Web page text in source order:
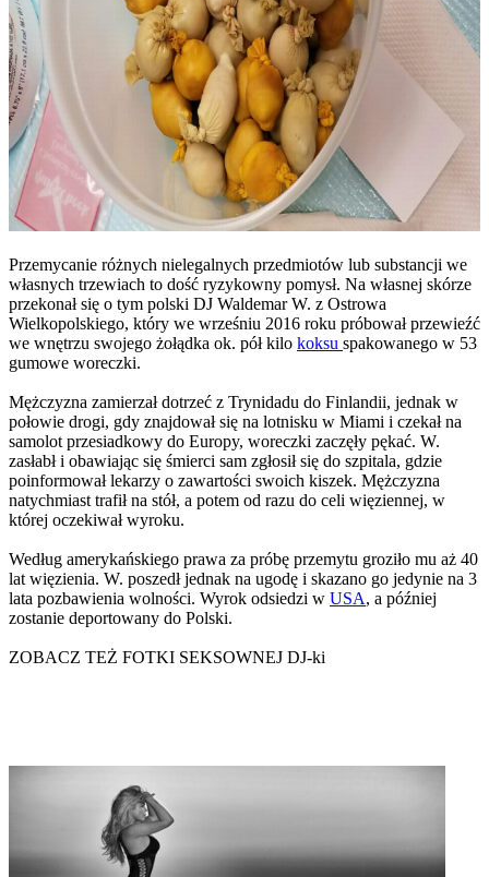
Przemycanie różnych nielegalnych przedmiotów lub substancji we
własnych trzewiach to dość ryzykowny pomysł. Na własnej skórze
przekonał się o tym polski DJ Waldemar W. z Ostrowa
Wielkopolskiego, który we wrześniu 2016 roku próbował przewieźć
we wnętrzu swojego żołądka ok. pół kilo koksu spakowanego w 53
gumowe woreczki.
Mężczyzna zamierzał dotrzeć z Trynidadu do Finlandii, jednak w
połowie drogi, gdy znajdował się na lotnisku w Miami i czekał na
samolot przesiadkowy do Europy, woreczki zaczęły pękać. W.
zasłabł i obawiając się śmierci sam zgłosił się do szpitala, gdzie
poinformował lekarzy o zawartości swoich kiszek. Mężczyzna
natychmiast trafił na stół, a potem od razu do celi więziennej, w
której oczekiwał wyroku.
Według amerykańskiego prawa za próbę przemytu groziło mu aż 40
lat więzienia. W. poszedł jednak na ugodę i skazano go jedynie na 3
lata pozbawienia wolności. Wyrok odsiedzi w USA, a później
zostanie deportowany do Polski.
ZOBACZ TEŻ FOTKI SEKSOWNEJ DJ-ki